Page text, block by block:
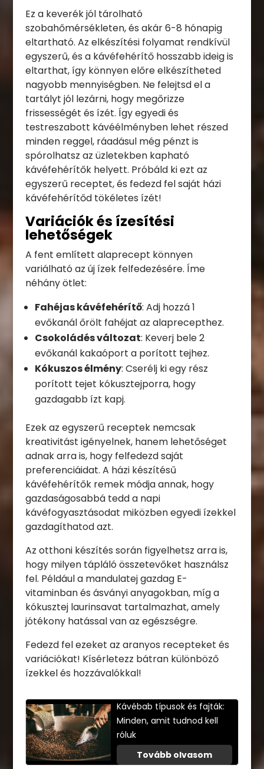
Ez a keverék jól tárolható
szobahőmérsékleten, és akár 6-8 hónapig
eltartható. Az elkészítési folyamat rendkívül
egyszerű, és a kávéfehérítő hosszabb ideig is
eltarthat, így könnyen előre elkészítheted
nagyobb mennyiségben. Ne felejtsd el a
tartályt jól lezárni, hogy megőrizze
frissességét és ízét. Így egyedi és
testreszabott kávéélményben lehet részed
minden reggel, ráadásul még pénzt is
spórolhatsz az üzletekben kapható
kávéfehérítők helyett. Próbáld ki ezt az
egyszerű receptet, és fedezd fel saját házi
kávéfehérítőd tökéletes ízét!
Variációk és ízesítési
lehetőségek
A fent említett alaprecept könnyen
variálható az új ízek felfedezésére. Íme
néhány ötlet:
Fahéjas kávéfehérítő: Adj hozzá 1
evőkanál őrölt fahéjat az alaprecepthez.
Csokoládés változat: Keverj bele 2
evőkanál kakaóport a porított tejhez.
Kókuszos élmény: Cserélj ki egy rész
porított tejet kókusztejporra, hogy
gazdagabb ízt kapj.
Ezek az egyszerű receptek nemcsak
kreativitást igényelnek, hanem lehetőséget
adnak arra is, hogy felfedezd saját
preferenciáidat. A házi készítésű
kávéfehérítők remek módja annak, hogy
gazdaságosabbá tedd a napi
kávéfogyasztásodat miközben egyedi ízekkel
gazdagíthatod azt.
Az otthoni készítés során figyelhetsz arra is,
hogy milyen tápláló összetevőket használsz
fel. Például a mandulatej gazdag E-
vitaminban és ásványi anyagokban, míg a
kókusztej laurinsavat tartalmazhat, amely
jótékony hatással van az egészségre.
Fedezd fel ezeket az aranyos recepteket és
variációkat! Kísérletezz bátran különböző
ízekkel és hozzávalókkal!
Kávébab típusok és fajták:
Minden, amit tudnod kell
róluk
Tovább olvasom